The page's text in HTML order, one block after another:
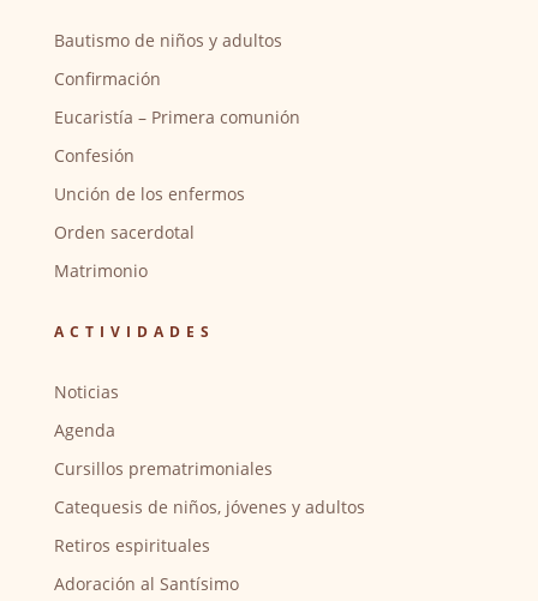
Bautismo de niños y adultos
Confirmación
Eucaristía – Primera comunión
Confesión
Unción de los enfermos
Orden sacerdotal
Matrimonio
ACTIVIDADES
Noticias
Agenda
Cursillos prematrimoniales
Catequesis de niños, jóvenes y adultos
Retiros espirituales
Adoración al Santísimo